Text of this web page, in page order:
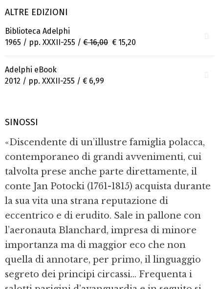
ALTRE EDIZIONI
Biblioteca Adelphi
1965 / pp. XXXII-255 / € 16,00 € 15,20
Adelphi eBook
2012 / pp. XXXII-255 / € 6,99
SINOSSI
«Discendente di un’illustre famiglia polacca,
contemporaneo di grandi avvenimenti, cui
talvolta prese anche parte direttamente, il
conte Jan Potocki (1761-1815) acquista durante
la sua vita una strana reputazione di
eccentrico e di erudito. Sale in pallone con
l’aeronauta Blanchard, impresa di minore
importanza ma di maggior eco che non
quella di annotare, per primo, il linguaggio
segreto dei principi circassi... Frequenta i